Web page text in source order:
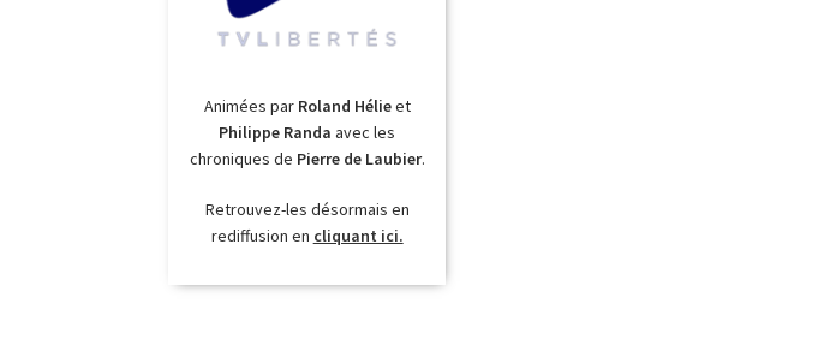
Animées par Roland Hélieet
Philippe Randa avec les
chroniques de Pierre de Laubier.
Retrouvez-les désormais en
rediffusion en cliquant ici.